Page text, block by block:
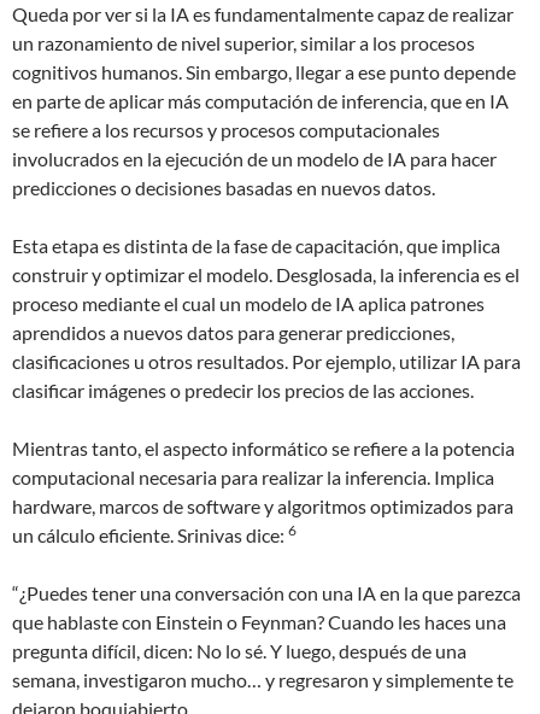
Queda por ver si la IA es fundamentalmente capaz de realizar
un razonamiento de nivel superior, similar a los procesos
cognitivos humanos. Sin embargo, llegar a ese punto depende
en parte de aplicar más computación de inferencia, que en IA
se refiere a los recursos y procesos computacionales
involucrados en la ejecución de un modelo de IA para hacer
predicciones o decisiones basadas en nuevos datos.
Esta etapa es distinta de la fase de capacitación, que implica
construir y optimizar el modelo. Desglosada, la inferencia es el
proceso mediante el cual un modelo de IA aplica patrones
aprendidos a nuevos datos para generar predicciones,
clasificaciones u otros resultados. Por ejemplo, utilizar IA para
clasificar imágenes o predecir los precios de las acciones.
Mientras tanto, el aspecto informático se refiere a la potencia
computacional necesaria para realizar la inferencia. Implica
hardware, marcos de software y algoritmos optimizados para
un cálculo eficiente. Srinivas dice: 6
“¿Puedes tener una conversación con una IA en la que parezca
que hablaste con Einstein o Feynman? Cuando les haces una
pregunta difícil, dicen: No lo sé. Y luego, después de una
semana, investigaron mucho… y regresaron y simplemente te
dejaron boquiabierto.